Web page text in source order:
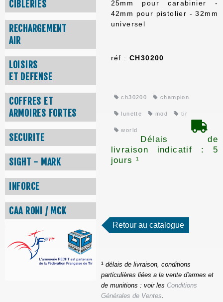
CIBLERIES
RECHARGEMENT
AIR
LOISIRS
ET DEFENSE
COFFRES ET
ARMOIRES FORTES
SECURITE
SIGHT - MARK
INFORCE
CAA RONI / MCK
25mm pour carabinier -
42mm pour pistolier - 32mm
universel
réf :CH30200
ch30200 champion
lunette mod tir
world
Délais de
livraison indicatif : 5
jours ¹
Retour au catalogue
¹ délais de livraison, conditions
particulières liées a la vente d'armes et
de munitions : voir les Conditions
Générales de Ventes.